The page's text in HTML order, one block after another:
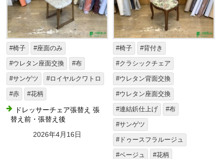
#椅子 #座面のみ
#ウレタン座面交換 #布
#サンゲツ #ロイヤルクワトロ
#赤 #花柄
ドレッサーチェア張替え 張
替え前・張替え後
2026年4月16日
#椅子 #背付き
#クラシックチェア
#ウレタン背面交換
#ウレタン座面交換
#連結鋲仕上げ #布
#サンゲツ
#ドゥースフラルージュ
#ベージュ #花柄